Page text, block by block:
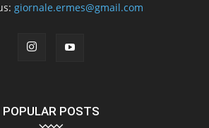
giornale.ermes@gmail.com
POPULAR POSTS